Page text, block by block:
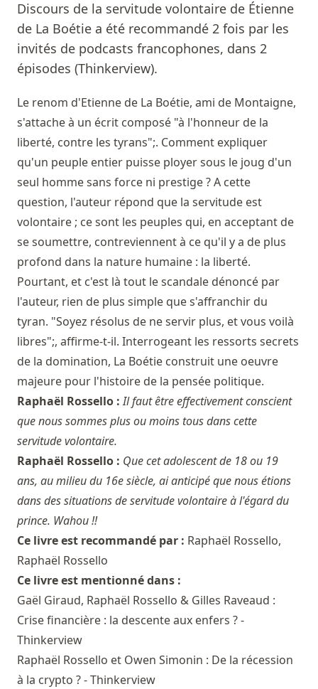
Discours de la servitude volontaire de Étienne
de La Boétie a été recommandé 2 fois par les
invités de podcasts francophones, dans 2
épisodes (Thinkerview).
Le renom d'Etienne de La Boétie, ami de Montaigne,
s'attache à un écrit composé "à l'honneur de la
liberté, contre les tyrans";. Comment expliquer
qu'un peuple entier puisse ployer sous le joug d'un
seul homme sans force ni prestige ? A cette
question, l'auteur répond que la servitude est
volontaire ; ce sont les peuples qui, en acceptant de
se soumettre, contreviennent à ce qu'il y a de plus
profond dans la nature humaine : la liberté.
Pourtant, et c'est là tout le scandale dénoncé par
l'auteur, rien de plus simple que s'affranchir du
tyran. "Soyez résolus de ne servir plus, et vous voilà
libres";, affirme-t-il. Interrogeant les ressorts secrets
de la domination, La Boétie construit une oeuvre
majeure pour l'histoire de la pensée politique.
Raphaël Rossello :Il faut être effectivement conscient
que nous sommes plus ou moins tous dans cette
servitude volontaire.
Raphaël Rossello : Que cet adolescent de 18 ou 19
ans, au milieu du 16e siècle, ai anticipé que nous étions
dans des situations de servitude volontaire à l'égard du
prince. Wahou !!
Ce livre est recommandé par : Raphaël Rossello,
Raphaël Rossello
Ce livre est mentionné dans :
Gaël Giraud, Raphaël Rossello & Gilles Raveaud :
Crise financière : la descente aux enfers ? -
Thinkerview
Raphaël Rossello et Owen Simonin : De la récession
à la crypto ? - Thinkerview